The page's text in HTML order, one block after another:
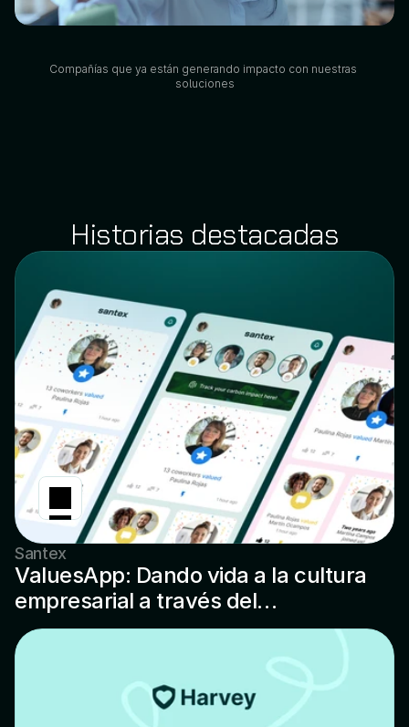
Compañías que ya están generando impacto con nuestras
soluciones
Historias destacadas
Santex
ValuesApp: Dando vida a la cultura
empresarial a través del
reconocimiento